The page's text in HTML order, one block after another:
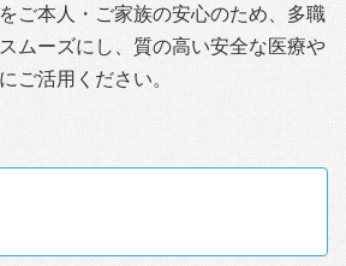
ご本人・ご家族の安心のため、多職
ムーズにし、質の高い安全な医療や
ご活用ください。